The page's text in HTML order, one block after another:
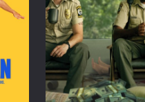
Επιστημονικής Φαντασίας
Εποχής
Ερωτικές
Ευρωπαικός
Θρησκευτικές